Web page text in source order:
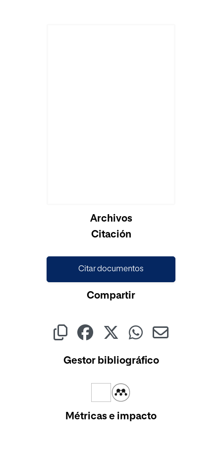
Archivos
Citación
Citar documentos
Compartir
Gestor bibliográfico
Métricas e impacto